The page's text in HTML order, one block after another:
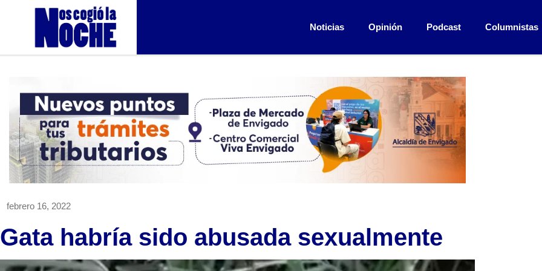
Noticias Opinión Podcast Columnistas
febrero 16, 2022
Gata habría sido abusada sexualmente